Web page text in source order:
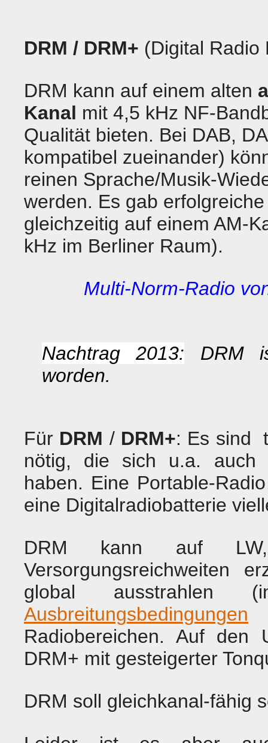
DRM / DRM+ (Digital Radio
DRM kann auf einem alten
Kanal mit 4,5 kHz NF-
Qualität bieten. Bei DAB,
kompatibel zueinander)
reinen Sprache/Musik-
werden. Es gab
gleichzeitig auf einem AM-
kHz im Berliner Raum).
Multi-Norm-Radio
Nachtrag 2013: DRM
worden.
Für DRM / DRM+: Es sind
nötig, die sich u.a. auch
haben. Eine Portable-
eine Digitalradiobatterie
DRM kann auf
Versorgungsreichweiten
global ausstrahlen
Ausbreitungsbedingungen
Radiobereichen. Auf den
DRM+ mit gesteigerter
DRM soll gleichkanal-fähig